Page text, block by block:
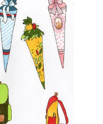
Sie, dass die
von
z.B. zwecks
Werbung.